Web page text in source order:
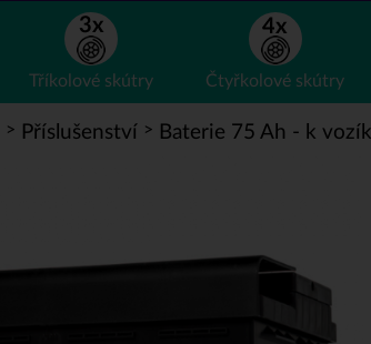
Tříkolové skútry Čtyřkolové skútry
> Příslušenství > Baterie 75 Ah - k